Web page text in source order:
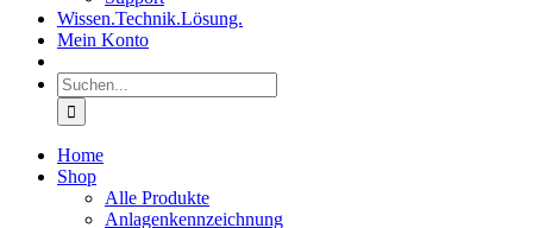
Wissen.Technik.Lösung.
Mein Konto
Suche
nach:
Home
Shop
Alle Produkte
Anlagenkennzeichnung